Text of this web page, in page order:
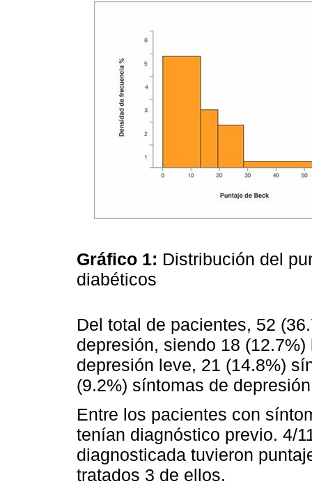
Gráfico 1: Distribución del
diabéticos
Del total de pacientes, 52
depresión, siendo 18
depresión leve, 21 (14.8%)
(9.2%) síntomas de
Entre los pacientes con
tenían diagnóstico previo. 4/
diagnosticada tuvieron
tratados 3 de ellos.